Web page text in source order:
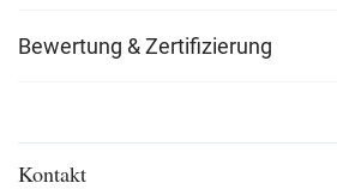
Bewertung & Zertifizierung
Kontakt